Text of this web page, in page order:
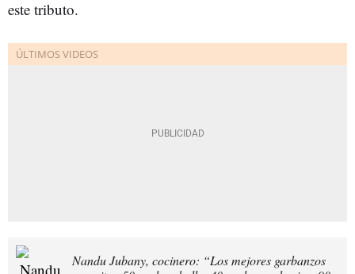
este tributo.
Nandu Jubany, cocinero: “Los mejores garbanzos